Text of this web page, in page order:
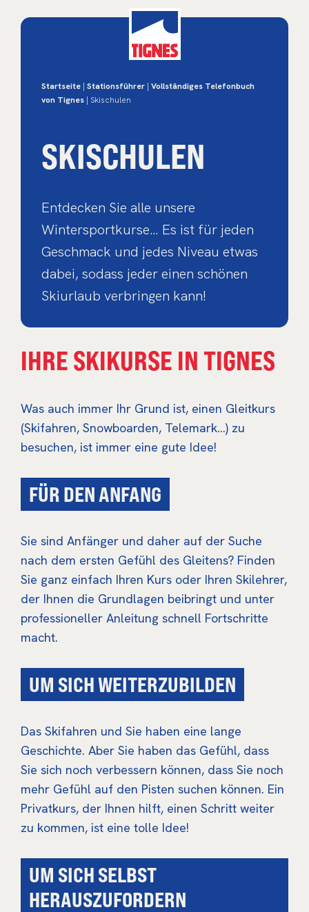
Startseite | Stationsführer | Vollständiges Telefonbuch
von Tignes | Skischulen
SKISCHULEN
Entdecken Sie alle unsere
Wintersportkurse… Es ist für jeden
Geschmack und jedes Niveau etwas
dabei, sodass jeder einen schönen
Skiurlaub verbringen kann!
IHRE SKIKURSE IN TIGNES
Was auch immer Ihr Grund ist, einen Gleitkurs
(Skifahren, Snowboarden, Telemark…) zu
besuchen, ist immer eine gute Idee!
FÜR DEN ANFANG
Sie sind Anfänger und daher auf der Suche
nach dem ersten Gefühl des Gleitens? Finden
Sie ganz einfach Ihren Kurs oder Ihren Skilehrer,
der Ihnen die Grundlagen beibringt und unter
professioneller Anleitung schnell Fortschritte
macht.
UM SICH WEITERZUBILDEN
Das Skifahren und Sie haben eine lange
Geschichte. Aber Sie haben das Gefühl, dass
Sie sich noch verbessern können, dass Sie noch
mehr Gefühl auf den Pisten suchen können. Ein
Privatkurs, der Ihnen hilft, einen Schritt weiter
zu kommen, ist eine tolle Idee!
UM SICH SELBST
HERAUSZUFORDERN